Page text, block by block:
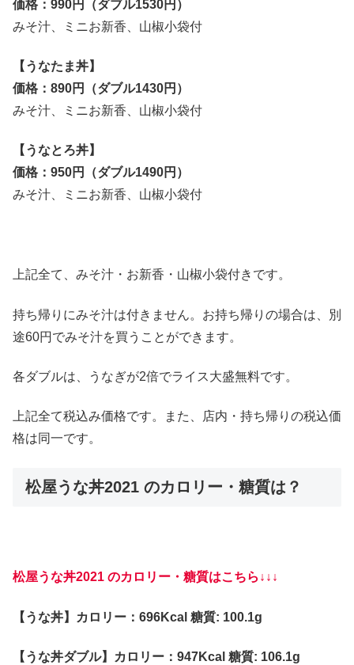
価格：990円（ダブル1530円）
みそ汁、ミニお新香、山椒小袋付
【うなたま丼】
価格：890円（ダブル1430円）
みそ汁、ミニお新香、山椒小袋付
【うなとろ丼】
価格：950円（ダブル1490円）
みそ汁、ミニお新香、山椒小袋付
上記全て、みそ汁・お新香・山椒小袋付きです。
持ち帰りにみそ汁は付きません。お持ち帰りの場合は、別
途60円でみそ汁を買うことができます。
各ダブルは、うなぎが2倍でライス大盛無料です。
上記全て税込み価格です。また、店内・持ち帰りの税込価
格は同一です。
松屋うな丼2021 のカロリー・糖質は？
松屋うな丼2021 のカロリー・糖質はこちら↓↓↓
【うな丼】カロリー：696Kcal 糖質: 100.1g
【うな丼ダブル】カロリー：947Kcal 糖質: 106.1g